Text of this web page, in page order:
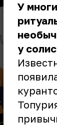
У
у